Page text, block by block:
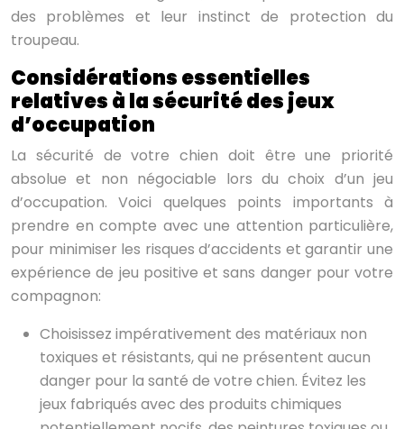
des problèmes et leur instinct de protection du
troupeau.
Considérations essentielles
relatives à la sécurité des jeux
d’occupation
La sécurité de votre chien doit être une priorité
absolue et non négociable lors du choix d’un jeu
d’occupation. Voici quelques points importants à
prendre en compte avec une attention particulière,
pour minimiser les risques d’accidents et garantir une
expérience de jeu positive et sans danger pour votre
compagnon:
Choisissez impérativement des matériaux non
toxiques et résistants, qui ne présentent aucun
danger pour la santé de votre chien. Évitez les
jeux fabriqués avec des produits chimiques